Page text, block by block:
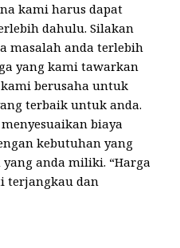
kami harus dapat
dahulu. Silakan
masalah anda terlebih
yang kami tawarkan
berusaha untuk
terbaik untuk anda.
biaya
kebutuhan yang
anda miliki. “Harga
terjangkau dan